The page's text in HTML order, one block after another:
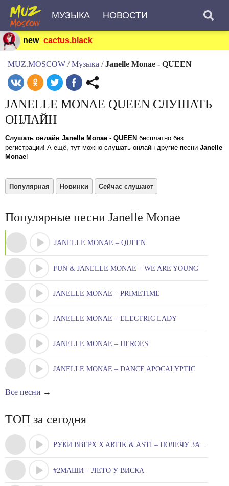
МУЗЫКА НОВОСТИ
new cactus.black
MUZ.MOSCOW / Музыка / Janelle Monae - QUEEN
JANELLE MONAE QUEEN СЛУШАТЬ
ОНЛАЙН
Слушать онлайн Janelle Monae - QUEEN бесплатно без
регистрации! А ещё, тут можно слушать онлайн другие песни Janelle
Monae!
Популярная Новинки Сейчас слушают
Популярные песни Janelle Monae
JANELLE MONAE – QUEEN
FUN & JANELLE MONAE – WE ARE YOUNG
JANELLE MONAE – PRIMETIME
JANELLE MONAE – ELECTRIC LADY
JANELLE MONAE – HEROES
JANELLE MONAE – DANCE APOCALYPTIC
Все песни →
ТОП за сегодня
РУКИ ВВЕРХ X ARTIK & ASTI – ПОЛЕЧУ ЗА ТОБОЮ
#2МАШИ – ЛЕТО У ВИСКА